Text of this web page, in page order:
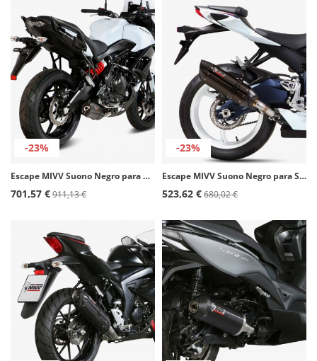
-23%
Escape MIVV Suono Negro para Kawasaki Versys 650 (15-20) K.041.L9
701,57 €911,13 €
-23%
Escape MIVV Suono Negro para Suzuki GSX-R 750 (11-17), GSX-R600 (11-16) S.036.L9
523,62 €680,02 €